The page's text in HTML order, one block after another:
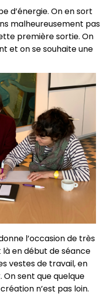
d’énergie. On en sort
malheureusement pas
première sortie. On
et on se souhaite une
l’occasion de très
là en début de séance
vestes de travail, en
On sent que quelque
n’est pas loin.